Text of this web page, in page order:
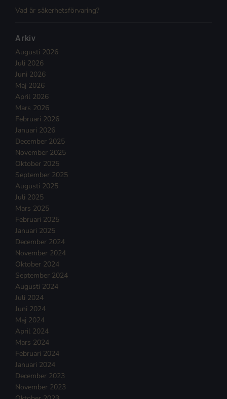
Vad är säkerhetsförvaring?
Arkiv
Augusti 2026
Juli 2026
Juni 2026
Maj 2026
April 2026
Mars 2026
Februari 2026
Januari 2026
December 2025
November 2025
Oktober 2025
September 2025
Augusti 2025
Juli 2025
Mars 2025
Februari 2025
Januari 2025
December 2024
November 2024
Oktober 2024
September 2024
Augusti 2024
Juli 2024
Juni 2024
Maj 2024
April 2024
Mars 2024
Februari 2024
Januari 2024
December 2023
November 2023